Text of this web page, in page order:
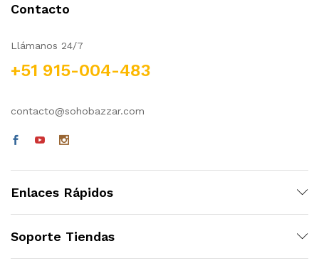
Contacto
Llámanos 24/7
+51 915-004-483
contacto@sohobazzar.com
Enlaces Rápidos
Soporte Tiendas